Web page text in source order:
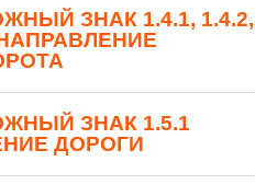
ЗНАК 1.4.1, 1.4.2,
ЗНАК 1.5.1
ДОРОГИ